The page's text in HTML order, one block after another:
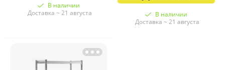
В наличии
Доставка ~ 21 августа
В наличии
Доставка ~ 21 августа